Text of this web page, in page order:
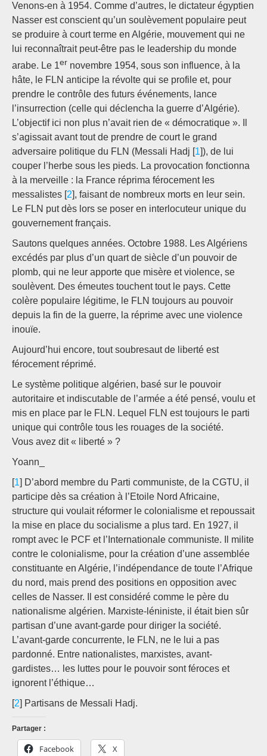
Venons-en à 1954. Comme d’autres, le dictateur égyptien
Nasser est conscient qu’un soulèvement populaire peut
se produire à court terme en Algérie, mouvement qui ne
lui reconnaîtrait peut-être pas le leadership du monde
arabe. Le 1er novembre 1954, sous son influence, à la
hâte, le FLN anticipe la révolte qui se profile et, pour
prendre le contrôle des futurs événements, lance
l’insurrection (celle qui déclencha la guerre d’Algérie).
L’objectif ici non plus n’avait rien de « démocratique ». Il
s’agissait avant tout de prendre de court le grand
adversaire politique du FLN (Messali Hadj [1]), de lui
couper l’herbe sous les pieds. La provocation fonctionna
à la merveille : la France réprima férocement les
messalistes [2], faisant de nombreux morts en leur sein.
Le FLN put dès lors se poser en interlocuteur unique du
gouvernement français.
Sautons quelques années. Octobre 1988. Les Algériens
excédés par plus d’un quart de siècle d’un pouvoir de
plomb, qui ne leur apporte que misère et violence, se
soulèvent. Des émeutes touchent tout le pays. Cette
colère populaire légitime, le FLN toujours au pouvoir
depuis la fin de la guerre, la réprime avec une violence
inouïe.
Aujourd’hui encore, tout soubresaut de liberté est
férocement réprimé.
Le système politique algérien, basé sur le pouvoir
autoritaire et indiscutable de l’armée a été pensé, voulu et
mis en place par le FLN. Lequel FLN est toujours le parti
unique qui contrôle tous les rouages de la société.
Vous avez dit « liberté » ?
Yoann_
[1] D’abord membre du Parti communiste, de la CGTU, il
participe dès sa création à l’Etoile Nord Africaine,
structure qui voulait réformer le colonialisme et repoussait
la mise en place du socialisme a plus tard. En 1927, il
rompt avec le PCF et l’Internationale communiste. Il milite
contre le colonialisme, pour la création d’une assemblée
constituante en Algérie, l’indépendance de toute l’Afrique
du nord, mais prend des positions en opposition avec
celles de Nasser. Il est considéré comme le père du
nationalisme algérien. Marxiste-léniniste, il était bien sûr
partisan d’une avant-garde pour diriger la société.
L’avant-garde concurrente, le FLN, ne le lui a pas
pardonné. Entre nationalistes, marxistes, avant-
gardistes… les luttes pour le pouvoir sont féroces et
ignorent l’éthique…
[2] Partisans de Messali Hadj.
Partager :
Facebook X